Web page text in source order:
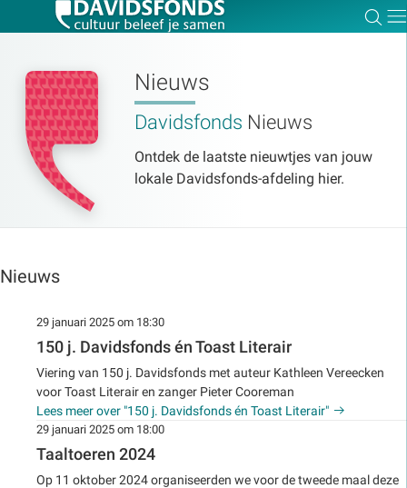
Nieuws
Davidsfonds Nieuws
Ontdek de laatste nieuwtjes van jouw
lokale Davidsfonds-afdeling hier.
Nieuws
29 januari 2025 om 18:30
150 j. Davidsfonds én Toast Literair
Viering van 150 j. Davidsfonds met auteur Kathleen Vereecken
voor Toast Literair en zanger Pieter Cooreman
Lees meer over "150 j. Davidsfonds én Toast Literair"
29 januari 2025 om 18:00
Taaltoeren 2024
Op 11 oktober 2024 organiseerden we voor de tweede maal deze
Zoek:
Zoeken